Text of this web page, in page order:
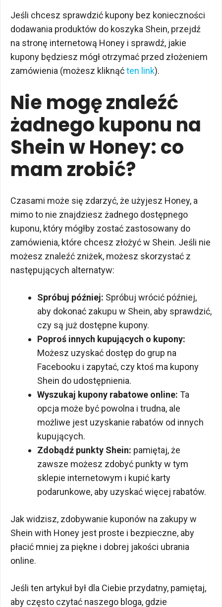
Jeśli chcesz sprawdzić kupony bez konieczności
dodawania produktów do koszyka Shein, przejdź
na stronę internetową Honey i sprawdź, jakie
kupony będziesz mógł otrzymać przed złożeniem
zamówienia (możesz kliknąćten link).
Nie mogę znaleźć
żadnego kuponu na
Shein w Honey: co
mam zrobić?
Czasami może się zdarzyć, że użyjesz Honey, a
mimo to nie znajdziesz żadnego dostępnego
kuponu, który mógłby zostać zastosowany do
zamówienia, które chcesz złożyć w Shein. Jeśli nie
możesz znaleźć zniżek, możesz skorzystać z
następujących alternatyw:
Spróbuj później: Spróbuj wrócić później,
aby dokonać zakupu w Shein, aby sprawdzić,
czy są już dostępne kupony.
Poproś innych kupujących o kupony:
Możesz uzyskać dostęp do grup na
Facebooku i zapytać, czy ktoś ma kupony
Shein do udostępnienia.
Wyszukaj kupony rabatowe online: Ta
opcja może być powolna i trudna, ale
możliwe jest uzyskanie rabatów od innych
kupujących.
Zdobądź punkty Shein: pamiętaj, że
zawsze możesz zdobyć punkty w tym
sklepie internetowym i kupić karty
podarunkowe, aby uzyskać więcej rabatów.
Jak widzisz, zdobywanie kuponów na zakupy w
Shein with Honey jest proste i bezpieczne, aby
płacić mniej za piękne i dobrej jakości ubrania
online.
Jeśli ten artykuł był dla Ciebie przydatny, pamiętaj,
aby często czytać naszego bloga, gdzie